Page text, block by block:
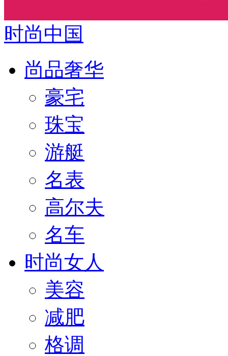
时尚中国
尚品奢华
豪宅
珠宝
游艇
名表
高尔夫
名车
时尚女人
美容
减肥
格调